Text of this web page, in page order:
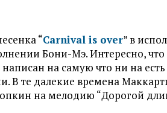
“Carnival is over” в
Бони-Мэ. Интересно, что
на самую что ни на
В те далекие времена
на мелодию “Дорогой